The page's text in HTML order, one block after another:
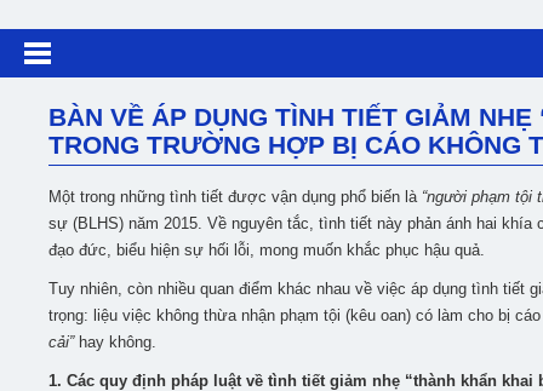
BÀN VỀ ÁP DỤNG TÌNH TIẾT GIẢM
TRONG TRƯỜNG HỢP BỊ CÁO KHÔNG
Một trong những tình tiết được vận dụng phổ biến là “người phạm tội
sự (BLHS) năm 2015. Về nguyên tắc, tình tiết này phản ánh hai
đạo đức, biểu hiện sự hối lỗi, mong muốn khắc phục hậu quả.
Tuy nhiên, còn nhiều quan điểm khác nhau về việc áp dụng tình tiết
trọng: liệu việc không thừa nhận phạm tội (kêu oan) có làm cho bị
cải”hay không.
1. Các quy định pháp luật về tình tiết giảm nhẹ “thành khẩn khai